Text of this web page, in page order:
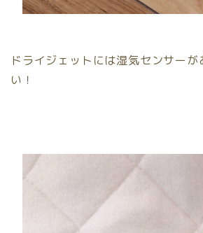
ドライジェットには湿気センサー
い！